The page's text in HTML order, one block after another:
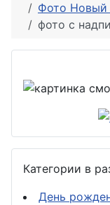
Фото Новый
фото с
Категории в
День